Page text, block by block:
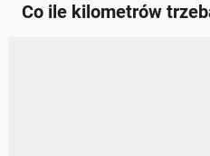
Co ile kilometrów